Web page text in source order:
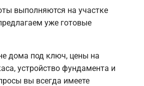
выполняются на участке
уже готовые
дома под ключ, цены на
устройство фундамента и
вы всегда имеете